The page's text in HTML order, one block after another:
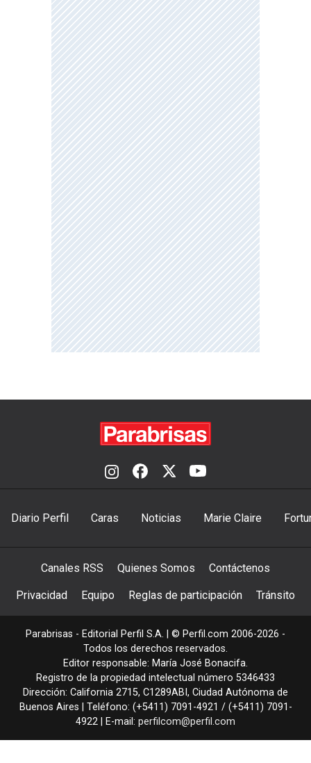
Diario Perfil Caras Noticias Marie Claire
Canales RSS Quienes Somos Contáctenos
Privacidad Equipo Reglas de participación Tránsito
Parabrisas - Editorial Perfil S.A. | © Perfil.com 2006-2026 -
Todos los derechos reservados.
Editor responsable: María José Bonacifa.
Registro de la propiedad intelectual número 5346433
Dirección: California 2715, C1289ABI , Ciudad Autónoma de
Buenos Aires | Teléfono: (+5411) 7091-4921 / (+5411) 7091-
4922 | E-mail: perfilcom@perfil.com